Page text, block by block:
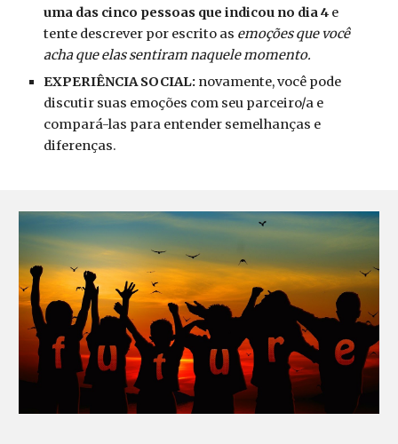
uma das cinco pessoas que indicou no dia 4 e
tente descrever por escrito as emoções que você
acha que elas sentiram naquele momento.
EXPERIÊNCIA SOCIAL: novamente, você pode
discutir suas emoções com seu parceiro/a e
compará-las para entender semelhanças e
diferenças.